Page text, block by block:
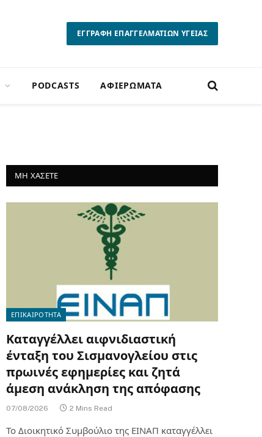
ΕΓΓΡΑΦΗ ΕΠΑΓΓΕΛΜΑΤΙΩΝ ΥΓΕΙΑΣ
PODCASTS ΑΦΙΕΡΩΜΑΤΑ
ΜΗ ΧΑΣΕΤΕ
ΕΠΙΚΑΙΡΟΤΗΤΑ
Καταγγέλλει αιφνιδιαστική
ένταξη του Σισμανογλείου στις
πρωινές εφημερίες και ζητά
άμεση ανάκληση της απόφασης
07/08/2026 2 Mins Read
Το Διοικητικό Συμβούλιο της ΕΙΝΑΠ καταγγέλλει